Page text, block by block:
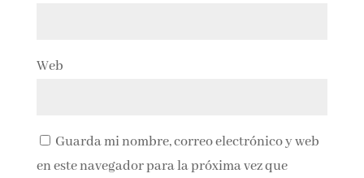
Web
Guarda mi nombre, correo electrónico y web
en este navegador para la próxima vez que